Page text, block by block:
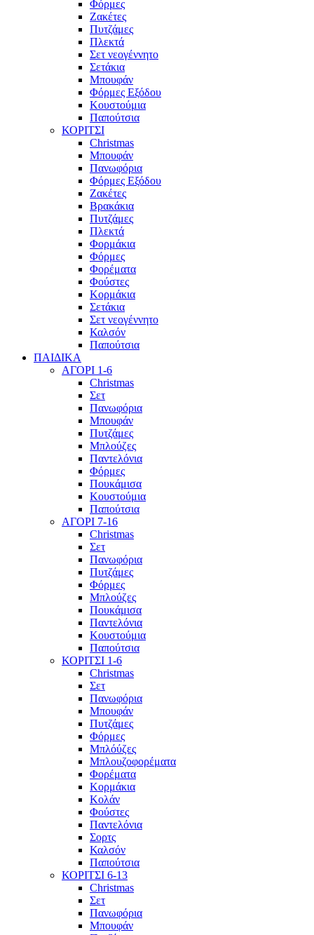
Φόρμες
Ζακέτες
Πυτζάμες
Πλεκτά
Σετ νεογέννητο
Σετάκια
Μπουφάν
Φόρμες Εξόδου
Κουστούμια
Παπούτσια
ΚΟΡΙΤΣΙ
Christmas
Μπουφάν
Πανωφόρια
Φόρμες Εξόδου
Ζακέτες
Βρακάκια
Πυτζάμες
Πλεκτά
Φορμάκια
Φόρμες
Φορέματα
Φούστες
Κορμάκια
Σετάκια
Σετ νεογέννητο
Καλσόν
Παπούτσια
ΠΑΙΔΙΚΑ
ΑΓΟΡΙ 1-6
Christmas
Σετ
Πανωφόρια
Μπουφάν
Πυτζάμες
Μπλούζες
Παντελόνια
Φόρμες
Πουκάμισα
Κουστούμια
Παπούτσια
ΑΓΟΡΙ 7-16
Christmas
Σετ
Πανωφόρια
Πυτζάμες
Φόρμες
Μπλούζες
Πουκάμισα
Παντελόνια
Κουστούμια
Παπούτσια
ΚΟΡΙΤΣΙ 1-6
Christmas
Σετ
Πανωφόρια
Μπουφάν
Πυτζάμες
Φόρμες
Μπλόύζες
Μπλουζοφορέματα
Φορέματα
Κορμάκια
Κολάν
Φούστες
Παντελόνια
Σορτς
Καλσόν
Παπούτσια
ΚΟΡΙΤΣΙ 6-13
Christmas
Σετ
Πανωφόρια
Μπουφάν